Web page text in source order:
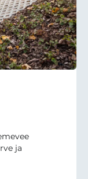
ja